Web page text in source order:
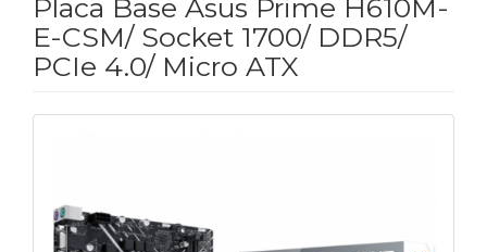
Placa Base Asus Prime H610M-
E-CSM/ Socket 1700/ DDR5/
PCIe 4.0/ Micro ATX